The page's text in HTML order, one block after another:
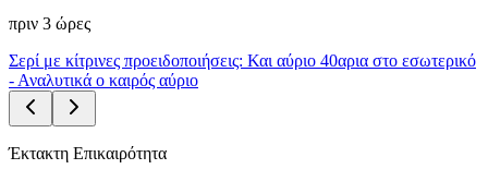
πριν 3 ώρες
Σερί με κίτρινες προειδοποιήσεις: Και αύριο 40αρια στο εσωτερικό
- Αναλυτικά ο καιρός αύριο
Έκτακτη Επικαιρότητα